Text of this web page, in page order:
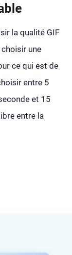
la qualité GIF
une
ce qui est de
entre 5
et 15
entre la